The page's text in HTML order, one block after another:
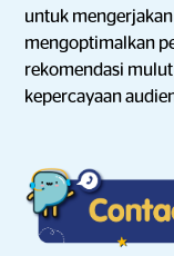
untuk mengerjakan
mengoptimalkan
rekomendasi
kepercayaan